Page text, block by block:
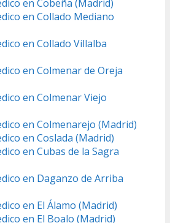
en Cobeña (Madrid)
en Collado Mediano
en Collado Villalba
en Colmenar de Oreja
en Colmenar Viejo
en Colmenarejo (Madrid)
en Coslada (Madrid)
en Cubas de la Sagra
en Daganzo de Arriba
en El Álamo (Madrid)
en El Boalo (Madrid)